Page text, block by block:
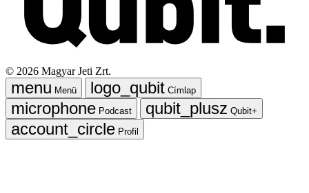
© 2026 Magyar Jeti Zrt.
Menü
Címlap
Podcast
Qubit+
Profil